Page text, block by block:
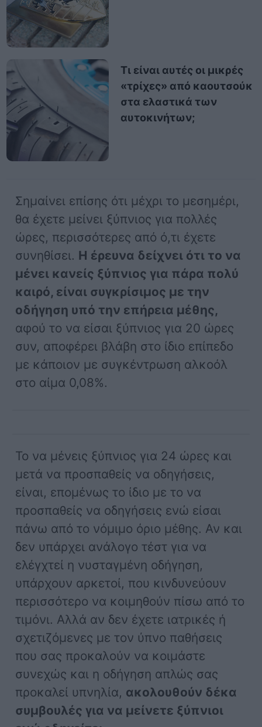
Τι είναι αυτές οι μικρές
«τρίχες» από καουτσούκ
στα ελαστικά των
αυτοκινήτων;
Σημαίνει επίσης ότι μέχρι το μεσημέρι,
θα έχετε μείνει ξύπνιος για πολλές
ώρες, περισσότερες από ό,τι έχετε
συνηθίσει. Η έρευνα δείχνει ότι το να
μένει κανείς ξύπνιος για πάρα πολύ
καιρό, είναι συγκρίσιμος με την
οδήγηση υπό την επήρεια μέθης,
αφού το να είσαι ξύπνιος για 20 ώρες
συν, αποφέρει βλάβη στο ίδιο επίπεδο
με κάποιον με συγκέντρωση αλκοόλ
στο αίμα 0,08%.
Το να μένεις ξύπνιος για 24 ώρες και
μετά να προσπαθείς να οδηγήσεις,
είναι, επομένως το ίδιο με το να
προσπαθείς να οδηγήσεις ενώ είσαι
πάνω από το νόμιμο όριο μέθης. Αν και
δεν υπάρχει ανάλογο τέστ για να
ελέγχτεί η νυσταγμένη οδήγηση,
υπάρχουν αρκετοί, που κινδυνεύουν
περισσότερο να κοιμηθούν πίσω από το
τιμόνι. Αλλά αν δεν έχετε ιατρικές ή
σχετιζόμενες με τον ύπνο παθήσεις
που σας προκαλούν να κοιμάστε
συνεχώς και η οδήγηση απλώς σας
προκαλεί υπνηλία, ακολουθούν δέκα
συμβουλές για να μείνετε ξύπνιοι